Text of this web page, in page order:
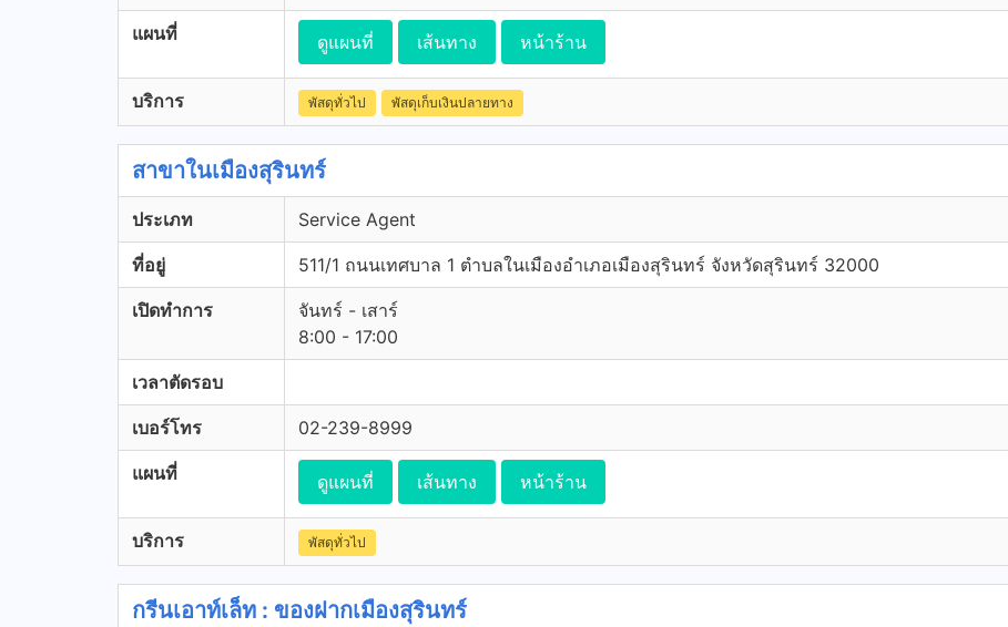
แผนที่ ดูแผนที่ เส้นทาง หน้าร้าน
บริการ พัสดุทั่วไป พัสดุเก็บเงินปลายทาง
สาขาในเมืองสุรินทร์
ประเภท Service Agent
ที่อยู่ 511/1 ถนนเทศบาล 1 ตำบลในเมืองอำเภอเมืองสุรินทร์ จังหวัดสุรินทร์ 32000
เปิดทำการ
จันทร์ - เสาร์
8:00 - 17:00
เวลาตัดรอบ
เบอร์โทร 02-239-8999
แผนที่ ดูแผนที่ เส้นทาง หน้าร้าน
บริการ พัสดุทั่วไป
กรีนเอาท์เล็ท : ของฝากเมืองสุรินทร์